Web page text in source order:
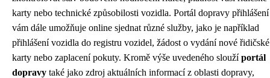
karty nebo technické způsobilosti vozidla. Portál dopravy přihlášení
vám dále umožňuje online sjednat různé služby, jako je například
přihlášení vozidla do registru vozidel, žádost o vydání nové řidičské
karty nebo zaplacení pokuty. Kromě výše uvedeného sloužíportál
dopravy také jako zdroj aktuálních informací z oblasti dopravy,